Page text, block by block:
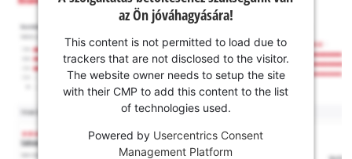
az Ön jóváhagyására!
This content is not permitted to load due to
trackers that are not disclosed to the visitor.
The website owner needs to setup the site
with their CMP to add this content to the list
of technologies used.
Powered by Usercentrics Consent
Management Platform